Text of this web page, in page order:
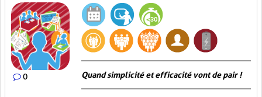
0 Quand simplicité et efficacité vont de pair !